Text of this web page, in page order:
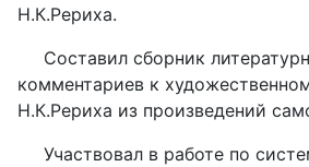
Н.К.Рериха.
Составил сборник
комментариев к
Н.К.Рериха из произведений
Участвовал в работе по